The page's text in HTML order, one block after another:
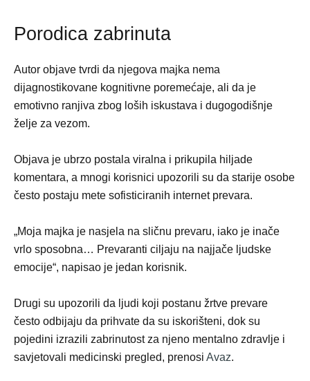
Porodica zabrinuta
Autor objave tvrdi da njegova majka nema
dijagnostikovane kognitivne poremećaje, ali da je
emotivno ranjiva zbog loših iskustava i dugogodišnje
želje za vezom.
Objava je ubrzo postala viralna i prikupila hiljade
komentara, a mnogi korisnici upozorili su da starije osobe
često postaju mete sofisticiranih internet prevara.
„Moja majka je nasjela na sličnu prevaru, iako je inače
vrlo sposobna… Prevaranti ciljaju na najjače ljudske
emocije“, napisao je jedan korisnik.
Drugi su upozorili da ljudi koji postanu žrtve prevare
često odbijaju da prihvate da su iskorišteni, dok su
pojedini izrazili zabrinutost za njeno mentalno zdravlje i
savjetovali medicinski pregled, prenosi Avaz.